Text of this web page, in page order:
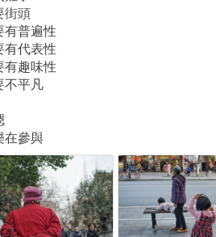
街頭
有普遍性
有代表性
有趣味性
不平凡
在參與